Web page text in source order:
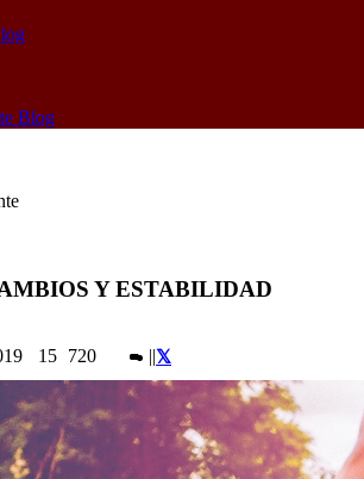
Blog
Y ESTABILIDAD
15 720 ||